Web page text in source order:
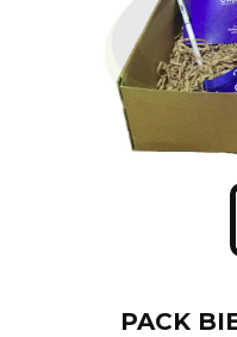
PACK